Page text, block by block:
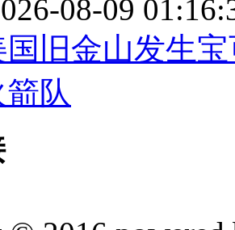
08-09
国旧金山发生
箭队